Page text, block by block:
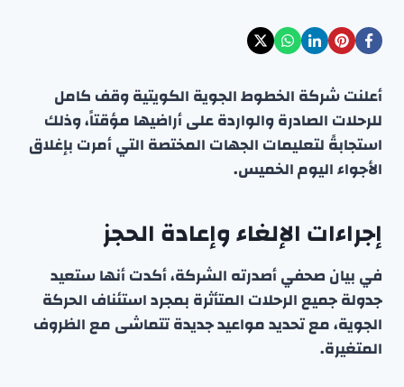
أعلنت شركة الخطوط الجوية الكويتية وقف كامل
للرحلات الصادرة والواردة على أراضيها مؤقتاً، وذلك
استجابةً لتعليمات الجهات المختصة التي أمرت بإغلاق
الأجواء اليوم الخميس.
إجراءات الإلغاء وإعادة الحجز
في بيان صحفي أصدرته الشركة، أكدت أنها ستعيد
جدولة جميع الرحلات المتأثرة بمجرد استئناف الحركة
الجوية، مع تحديد مواعيد جديدة تتماشى مع الظروف
المتغيرة.